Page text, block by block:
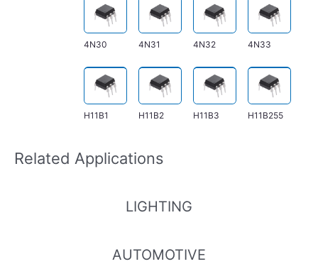
4N30 4N31 4N32 4N33
H11B1 H11B2 H11B3 H11B255
Related Applications
LIGHTING
AUTOMOTIVE